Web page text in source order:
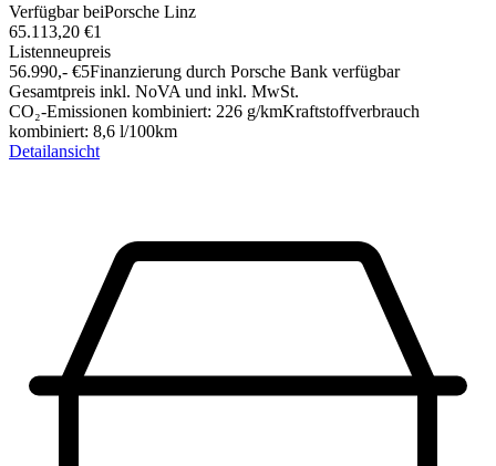
Verfügbar beiPorsche Linz
65.113,20 €1
Listenneupreis
56.990,-‍ €5Finanzierung durch Porsche Bank verfügbar
Gesamtpreis inkl. NoVA und inkl. MwSt.
CO₂-Emissionen kombiniert: 226 g/kmKraftstoffverbrauch
kombiniert: 8,6 l/100km
Detailansicht